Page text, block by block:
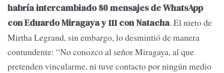
habría intercambiado 80 mensajes de WhatsApp
con Eduardo Miragaya y 111 con Natacha. El nieto de
Mirtha Legrand, sin embargo, lo desmintió de manera
contundente: “No conozco al señor Miragaya, al que
pretenden vincularme, ni tuve contacto por ningún medio